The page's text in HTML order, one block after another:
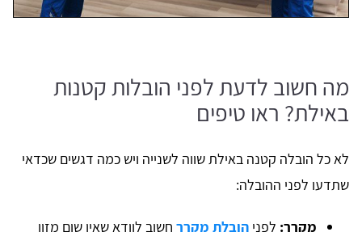
מה חשוב לדעת לפני הובלות קטנות
באילת? ראו טיפים
לא כל הובלה קטנה באילת שווה לשנייה ויש כמה דגשים שכדאי
שתדעו לפני ההובלה:
מקרר: לפני הובלת מקרר חשוב לוודא שאין שום מזון